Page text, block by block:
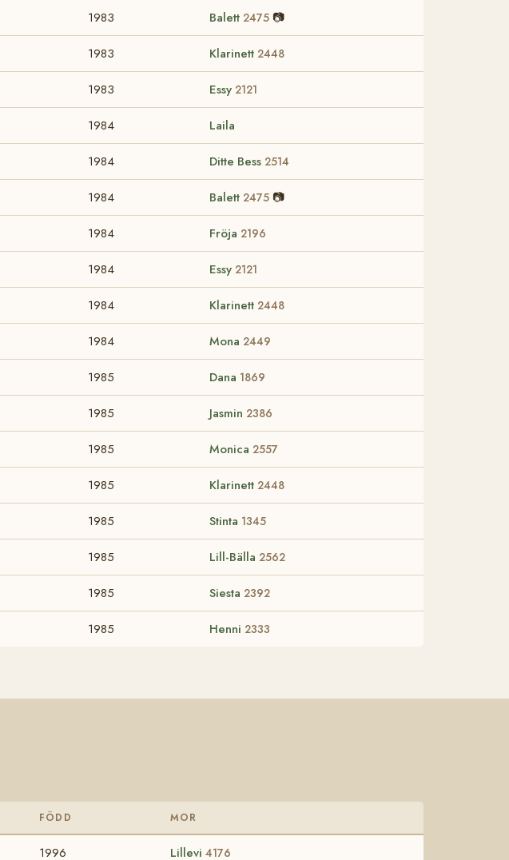
1983 Balett 2475 📷
1983 Klarinett 2448
1983 Essy 2121
1984 Laila
1984 Ditte Bess 2514
1984 Balett 2475 📷
1984 Fröja 2196
1984 Essy 2121
1984 Klarinett 2448
1984 Mona 2449
1985 Dana 1869
1985 Jasmin 2386
1985 Monica 2557
1985 Klarinett 2448
1985 Stinta 1345
1985 Lill-Bälla 2562
1985 Siesta 2392
1985 Henni 2333
FÖDD MOR
1996 Lillevi 4176